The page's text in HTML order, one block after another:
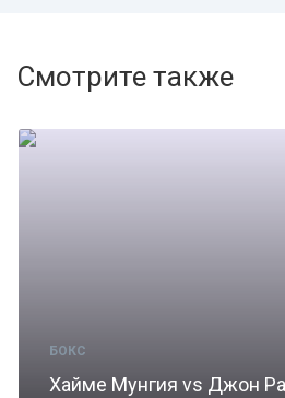
Смотрите также
БОКС
Хайме Мунгия vs Джон